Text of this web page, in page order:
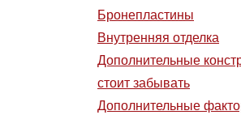
Бронепластины
Внутренняя отделка
Дополнительные
стоит забывать
Дополнительные